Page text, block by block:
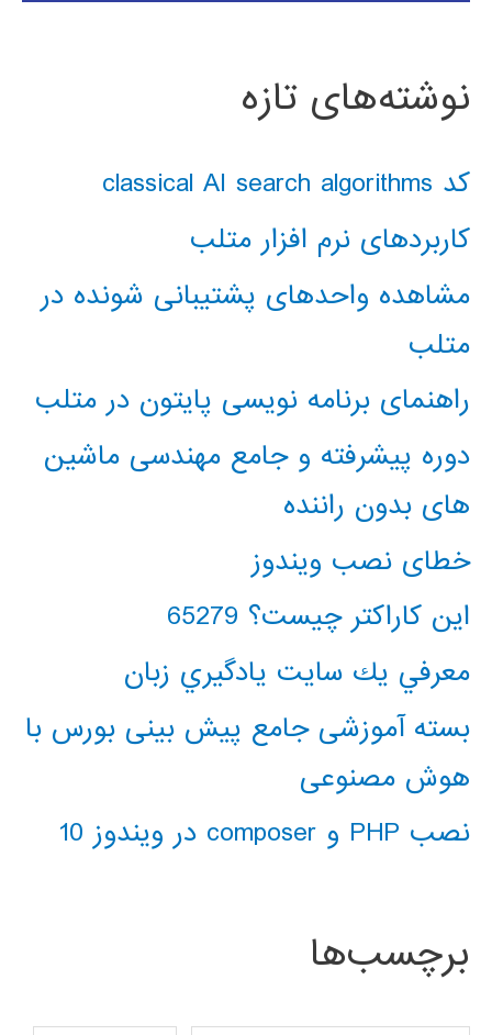
نوشته‌های تازه
کد classical AI search algorithms
کاربردهای نرم افزار متلب
مشاهده واحدهای پشتیبانی شونده در
متلب
راهنمای برنامه نویسی پایتون در متلب
دوره پیشرفته و جامع مهندسی ماشین
های بدون راننده
خطای نصب ویندوز
این کاراکتر چیست؟ 65279
معرفي يك سايت يادگيري زبان
بسته آموزشی جامع پیش بینی بورس با
هوش مصنوعی
نصب PHP و composer در ویندوز 10
برچسب‌ها